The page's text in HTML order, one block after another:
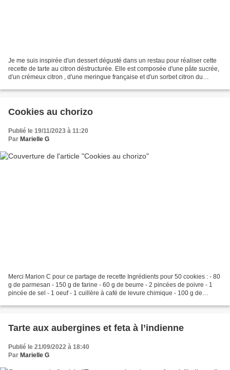
Je me suis inspirée d'un dessert dégusté dans un restau pour réaliser cette
recette de tarte au citron déstructurée. Elle est composée d'une pâte sucrée,
d'un crémeux citron , d'une meringue française et d'un sorbet citron du
Cookies au chorizo
Publié le 19/11/2023 à 11:20
Par Marielle G
Merci Marion C pour ce partage de recette Ingrédients pour 50 cookies : - 80
g de parmesan - 150 g de farine - 60 g de beurre - 2 pincées de poivre - 1
pincée de sel - 1 oeuf - 1 cuillère à café de levure chimique - 100 g de
Tarte aux aubergines et feta à l’indienne
Publié le 21/09/2022 à 18:40
Par Marielle G